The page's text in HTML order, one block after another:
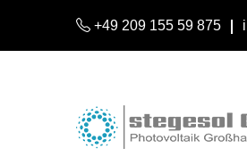
+49 209 155 59 875